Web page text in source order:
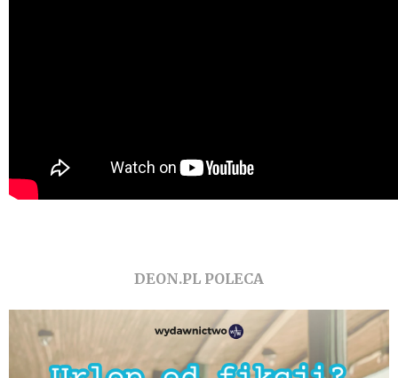
DEON.PL POLECA